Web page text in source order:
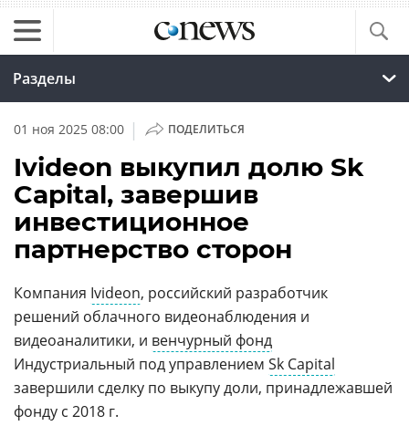
Разделы
01 ноя 2025 08:00 | ПОДЕЛИТЬСЯ
Ivideon выкупил долю Sk
Capital, завершив
инвестиционное
партнерство сторон
Компания Ivideon, российский разработчик
решений облачного видеонаблюдения и
видеоаналитики, и венчурный фонд
Индустриальный под управлением Sk Capital
завершили сделку по выкупу доли, принадлежавшей
фонду с 2018 г.